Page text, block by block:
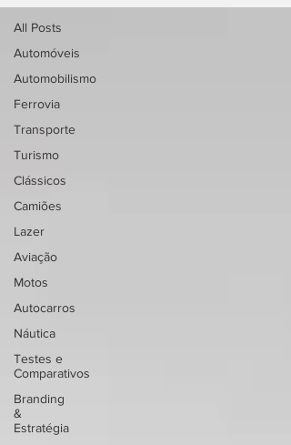
All Posts
Automóveis
Automobilismo
Ferrovia
Transporte
Turismo
Clássicos
Camiões
Lazer
Aviação
Motos
Autocarros
Náutica
Testes e
Comparativos
Branding
&
Estratégia